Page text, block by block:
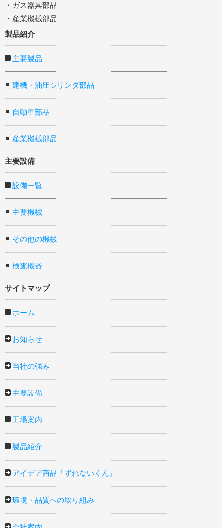
・ガス器具部品
・産業機械部品
製品紹介
主要製品
建機・油圧シリンダ部品
自動車部品
産業機械部品
主要設備
設備一覧
主要機械
その他の機械
検査機器
サイトマップ
ホーム
お知らせ
当社の強み
主要設備
工場案内
製品紹介
アイデア商品「ずれないくん」
環境・品質への取り組み